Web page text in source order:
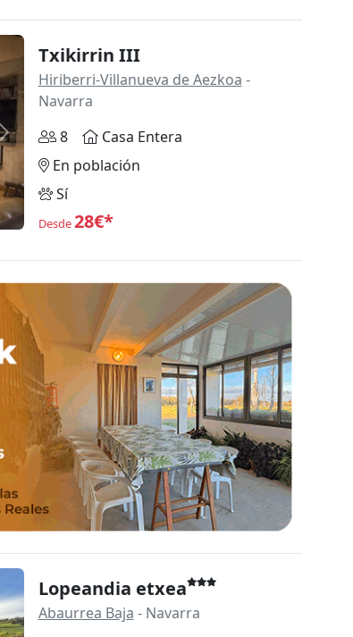
Siguiente
Txikirrin III
Hiriberri-Villanueva de Aezkoa -
Navarra
8
Casa Entera
En población
Sí
Desde28€*
Lopeandia etxea
Abaurrea Baja - Navarra